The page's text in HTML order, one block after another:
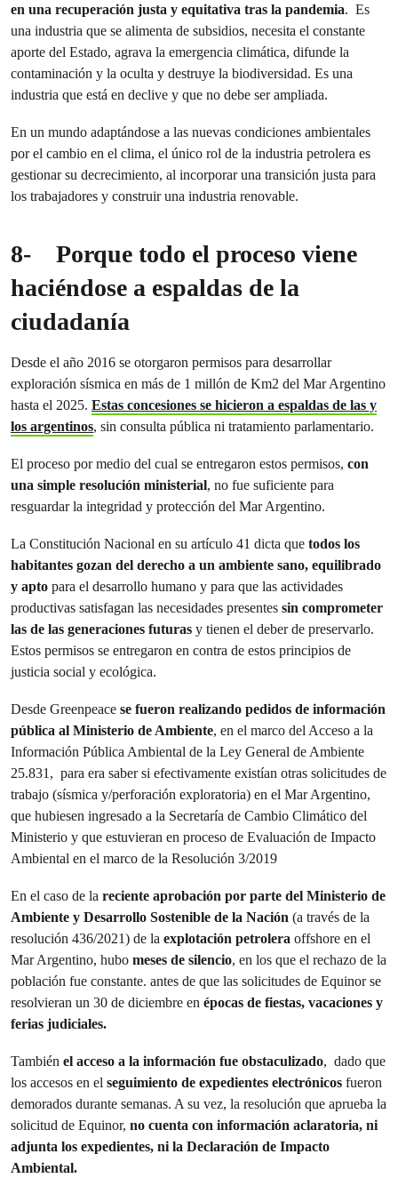
en una recuperación justa y equitativa tras la pandemia. Es
una industria que se alimenta de subsidios, necesita el constante
aporte del Estado, agrava la emergencia climática, difunde la
contaminación y la oculta y destruye la biodiversidad. Es una
industria que está en declive y que no debe ser ampliada.
En un mundo adaptándose a las nuevas condiciones ambientales
por el cambio en el clima, el único rol de la industria petrolera es
gestionar su decrecimiento, al incorporar una transición justa para
los trabajadores y construir una industria renovable.
8-
Porque todo el proceso viene
haciéndose a espaldas de la
ciudadanía
Desde el año 2016 se otorgaron permisos para desarrollar
exploración sísmica en más de 1 millón de Km2 del Mar Argentino
hasta el 2025. Estas concesiones se hicieron a espaldas de las y
los argentinos, sin consulta pública ni tratamiento parlamentario.
El proceso por medio del cual se entregaron estos permisos, con
una simple resolución ministerial, no fue suficiente para
resguardar la integridad y protección del Mar Argentino.
La Constitución Nacional en su artículo 41 dicta que todos los
habitantes gozan del derecho a un ambiente sano, equilibrado
y apto para el desarrollo humano y para que las actividades
productivas satisfagan las necesidades presentes sin comprometer
las de las generaciones futuras y tienen el deber de preservarlo.
Estos permisos se entregaron en contra de estos principios de
justicia social y ecológica.
Desde Greenpeace se fueron realizando pedidos de información
pública al Ministerio de Ambiente, en el marco del Acceso a la
Información Pública Ambiental de la Ley General de Ambiente
25.831, para era saber si efectivamente existían otras solicitudes de
trabajo (sísmica y/perforación exploratoria) en el Mar Argentino,
que hubiesen ingresado a la Secretaría de Cambio Climático del
Ministerio y que estuvieran en proceso de Evaluación de Impacto
Ambiental en el marco de la Resolución 3/2019
En el caso de la reciente aprobación por parte del Ministerio de
Ambiente y Desarrollo Sostenible de la Nación (a través de la
resolución 436/2021) de la explotación petrolera offshore en el
Mar Argentino, hubo meses de silencio, en los que el rechazo de la
población fue constante. antes de que las solicitudes de Equinor se
resolvieran un 30 de diciembre en épocas de fiestas, vacaciones y
ferias judiciales.
También el acceso a la información fue obstaculizado, dado que
los accesos en el seguimiento de expedientes electrónicos fueron
demorados durante semanas. A su vez, la resolución que aprueba la
solicitud de Equinor, no cuenta con información aclaratoria, ni
adjunta los expedientes, ni la Declaración de Impacto
Ambiental.